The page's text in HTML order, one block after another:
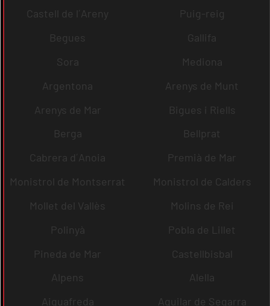
Castell de l´Areny
Puig-reig
Begues
Gallifa
Sora
Mediona
Argentona
Arenys de Munt
Arenys de Mar
Bigues i Riells
Berga
Bellprat
Cabrera d´Anoia
Premià de Mar
Monistrol de Montserrat
Monistrol de Calders
Mollet del Vallès
Molins de Rei
Polinyà
Pobla de Lillet
Pineda de Mar
Castellbisbal
Alpens
Alella
Aiguafreda
Aguilar de Segarra